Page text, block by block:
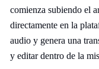
comienza subiendo el
directamente en la
audio y genera una
y editar dentro de la